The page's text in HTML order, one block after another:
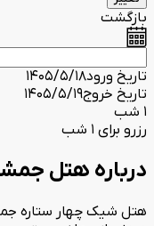
بازگشت
تاریخ ورود1405/5/18
تاریخ خروج1405/5/19
1 شب
رزرو برای 1 شب
درباره هتل